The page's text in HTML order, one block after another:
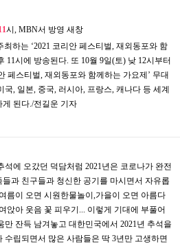
1시, MBN서 방영 새창
하는 ‘2021 코리안 페스티벌, 재외동포와 함
11시에 방송된다. 또 10월 9일(토) 낮 12시부터
페스티벌, 재외동포와 함께하는 가요제’ 무대
, 일본, 중국, 러시아, 프랑스, 캐나다 등 세계
된다./전길운 기자
석에 오갔던 덕담처럼 2021년은 코로나가 완전
과 친구들과 청신한 공기를 마시면서 자유롭
름이 오면 시원한물놀이,가을이 오면 아름다
앉아 웃음 꽃 피우기... 이렇게 기대에 부풀어
잔득 남겨놓고 대한민국에서 2021년 추석을
수립되면서 많은 사람들은 딱 3년만 고생하면